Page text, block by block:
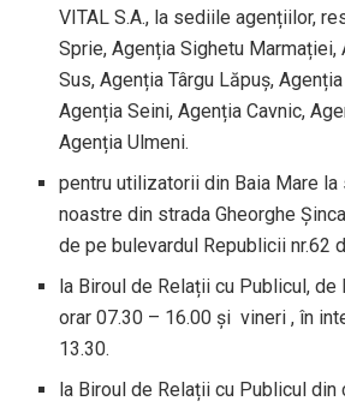
VITAL S.A., la sediile agențiilor,
Sprie, Agenția Sighetu Marmației,
Sus, Agenția Târgu Lăpuș,
Agenția Seini, Agenția Cavnic,
Agenția Ulmeni.
pentru utilizatorii din Baia Mare
noastre din strada Gheorghe
de pe bulevardul Republicii nr.62
la Biroul de Relații cu Publicul,
orar 07.30 – 16.00 și vineri , în
13.30.
la Biroul de Relații cu Publicul